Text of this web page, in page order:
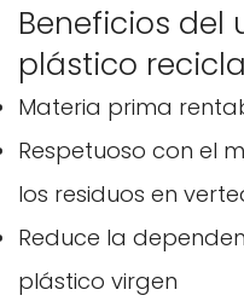
Beneficios del
plástico
Materia prima
Respetuoso con el
los residuos en
Reduce la
plástico virgen